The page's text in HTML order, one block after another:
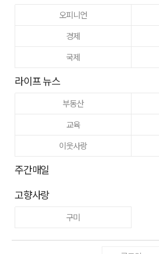
오피니언
경제
국제
라이프 뉴스
부동산
교육
이웃사랑
주간매일
고향사랑
구미